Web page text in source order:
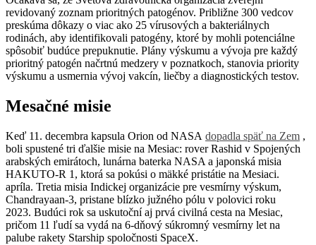
revidovaný zoznam prioritných patogénov. Približne 300 vedcov
preskúma dôkazy o viac ako 25 vírusových a bakteriálnych
rodinách, aby identifikovali patogény, ktoré by mohli potenciálne
spôsobiť budúce prepuknutie. Plány výskumu a vývoja pre každý
prioritný patogén načrtnú medzery v poznatkoch, stanovia priority
výskumu a usmernia vývoj vakcín, liečby a diagnostických testov.
Mesačné misie
Keď 11. decembra kapsula Orion od NASA dopadla späť na Zem ,
boli spustené tri ďalšie misie na Mesiac: rover Rashid v Spojených
arabských emirátoch, lunárna baterka NASA a japonská misia
HAKUTO-R 1, ktorá sa pokúsi o mäkké pristátie na Mesiaci.
apríla. Tretia misia Indickej organizácie pre vesmírny výskum,
Chandrayaan-3, pristane blízko južného pólu v polovici roku
2023. Budúci rok sa uskutoční aj prvá civilná cesta na Mesiac,
pričom 11 ľudí sa vydá na 6-dňový súkromný vesmírny let na
palube rakety Starship spoločnosti SpaceX.